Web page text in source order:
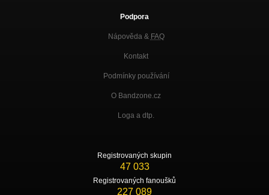
Podpora
Nápověda & FAQ
Kontakt
Podmínky používání
O Bandzone.cz
Loga a dtp.
Registrovaných skupin
47 033
Registrovaných fanoušků
227 089